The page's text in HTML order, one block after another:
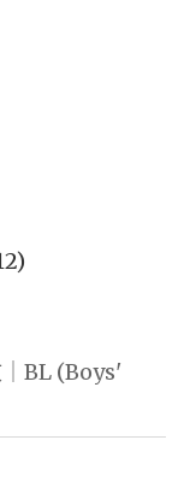
｜BL (Boys'